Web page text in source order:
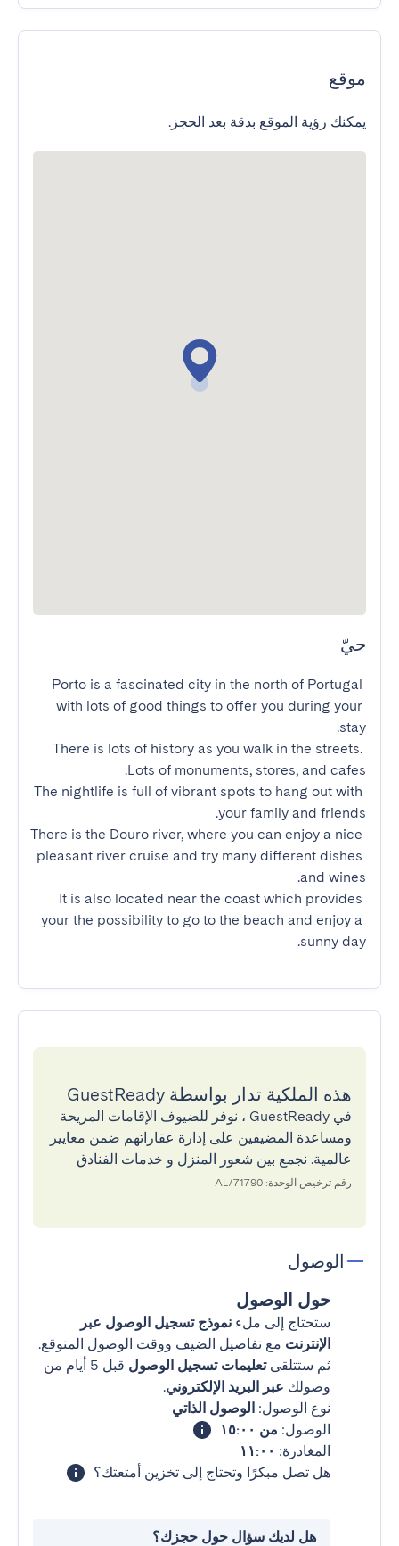
موقع
يمكنك رؤية الموقع بدقة بعد الحجز.
حيّ
Porto is a fascinated city in the north of Portugal
with lots of good things to offer you during your
There is lots of history as you walk in the streets.
The nightlife is full of vibrant spots to hang out with
There is the Douro river, where you can enjoy a nice
pleasant river cruise and try many different dishes
It is also located near the coast which provides
your the possibility to go to the beach and enjoy a
sunny day.
هذه الملكية تدار بواسطة GuestReady
في GuestReady ، نوفر للضيوف الإقامات المريحة
ومساعدة المضيفين على إدارة عقاراتهم ضمن معايير
عالمية. نجمع بين شعور المنزل و خدمات الفنادق
رقم ترخيص الوحدة: 71790/AL
الوصول
حول الوصول
ستحتاج إلى ملء نموذج تسجيل الوصول عبر
الإنترنت مع تفاصيل الضيف ووقت الوصول المتوقع.
ثم ستتلقىتعليمات تسجيل الوصول
قبل 5 أيام من
وصولك عبر البريد الإلكتروني.
نوع الوصول: الوصول الذاتي
الوصول: من ١٥:٠٠
المغادرة: ١١:٠٠
هل تصل مبكرًا وتحتاج إلى تخزين أمتعتك؟
هل لديك سؤال حول حجزك؟